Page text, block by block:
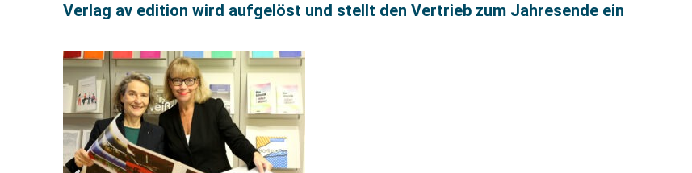
Verlag av edition wird aufgelöst und stellt den Vertrieb zum Jahresende ein